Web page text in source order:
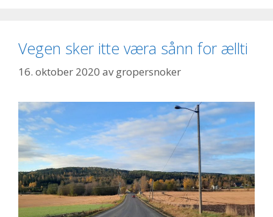
Vegen sker itte væra sånn for ællti
16. oktober 2020 avgropersnoker